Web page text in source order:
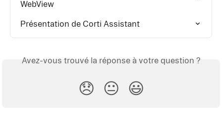
WebView
Présentation de Corti Assistant
Avez-vous trouvé la réponse à votre question ?
😞 😐 😃